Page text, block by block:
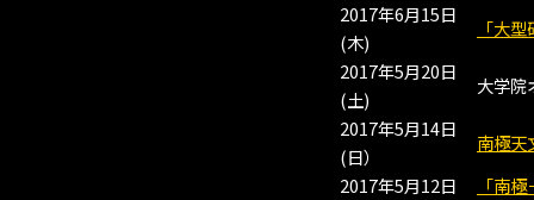
2017年6月15日
(木)
「大
2017年5月20日
(土)
大学院
2017年5月14日
(日）
南極天
2017年5月12日
「南